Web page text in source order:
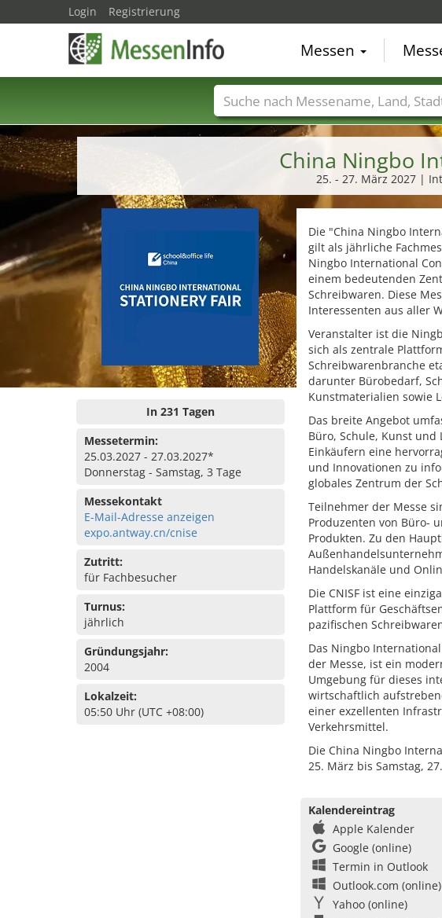
China Ningbo
25. - 27. März 2027 |
In 231 Tagen
Messetermin:
25.03.2027 - 27.03.2027*
Donnerstag - Samstag, 3 Tage
Messekontakt
E-Mail-Adresse anzeigen
expo.antway.cn/cnise
Zutritt:
für Fachbesucher
Turnus:
jährlich
Gründungsjahr:
2004
Lokalzeit:
05:50 Uhr (UTC +08:00)
Die "China Ningbo
gilt als jährliche
Ningbo International
einem bedeutenden
Schreibwaren. Diese
Interessenten aus aller
Veranstalter ist die
sich als zentrale
Schreibwarenbranche
darunter Bürobedarf,
Kunstmaterialien sowie
Das breite Angebot
Büro, Schule, Kunst
Einkäufern eine
und Innovationen zu
globales Zentrum der
Teilnehmer der Messe
Produzenten von Büro-
Produkten. Zu den
Handelskanäle und
Die CNISF ist eine
Plattform für
pazifischen
Das Ningbo
der Messe, ist ein
Umgebung für dieses
wirtschaftlich
einer exzellenten
Verkehrsmittel.
Die China Ningbo
25. März bis Samstag,
Kalendereintrag
Apple Kalender
Google (online)
Termin in Outlook
Outlook.com (online)
Yahoo (online)
Login Registrierung
Messen
Messenamen Länder Städte